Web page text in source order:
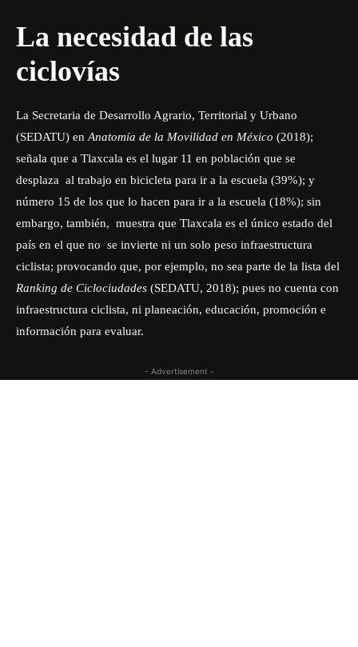
La necesidad de las
ciclovías
La Secretaria de Desarrollo Agrario, Territorial y Urbano
(SEDATU) en Anatomía de la Movilidad en México (2018);
señala que a Tlaxcala es el lugar 11 en población que se
desplaza al trabajo en bicicleta para ir a la escuela (39%); y
número 15 de los que lo hacen para ir a la escuela (18%); sin
embargo, también, muestra que Tlaxcala es el único estado del
país en el que no se invierte ni un solo peso infraestructura
ciclista; provocando que, por ejemplo, no sea parte de la lista del
Ranking de Ciclociudades (SEDATU, 2018); pues no cuenta con
infraestructura ciclista, ni planeación, educación, promoción e
información para evaluar.
- Advertisement -